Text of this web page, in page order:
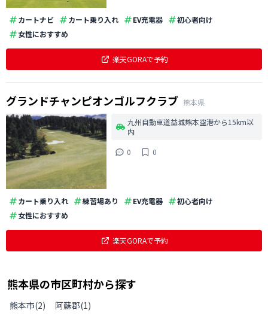
カートナビ カート乗り入れ EV充電器
初心者向け
女性におすすめ
楽天GORAで予約
グランドチャンピオンゴルフクラブ 熊本県
九州自動車道益城熊本空港から15km以
内
0
0
カート乗り入れ 練習場あり EV充電器
初心者向け
女性におすすめ
楽天GORAで予約
熊本県の市区町村から探す
熊本市(2) 阿蘇郡(1)